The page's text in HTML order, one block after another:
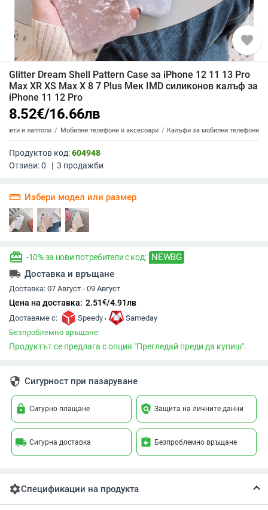
favorite
Glitter Dream Shell Pattern Case за iPhone 12 11 13 Pro
Max XR XS Max X 8 7 Plus Мек IMD силиконов калъф за
iPhone 11 12 Pro
8.52€/16.66лв
и лаптопи Мобилни телефони и аксесоари Калъфи за мобилни телефони
Продуктов код:604948
Отзиви:0 | 3 продажби
straighten Избери модел или размер
redeem -10% за нови потребители с код: NEWBG
local_shipping Доставка и връщане
Доставка: 07 Август - 09 Август
Цена на доставка: 2.51€/4.91лв
Доставяме с: Speedy ,
Sameday
Безпроблемно връщане
Продуктът се предлага с опция "Прегледай преди да купиш".
security Сигурност при пазаруване
lock Сигурно плащане policy Защита на личните данни
local_shipping Сигурна доставка assignment_return Безпроблемно връщане
settingsСпецификации на продукта